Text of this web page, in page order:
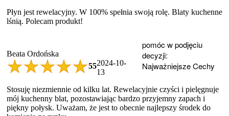
Płyn jest rewelacyjny. W 100% spełnia swoją rolę. Blaty kuchenne
lśnią. Polecam produkt!
Beata Ordońska
552024-10-
13
Stosuję niezmiennie od kilku lat. Rewelacyjnie czyści i pielęgnuje
mój kuchenny blat, pozostawiając bardzo przyjemny zapach i
piękny połysk. Uważam, że jest to obecnie najlepszy środek do
pomóc w podjęciu
decyzji:
Najważniejsze Cechy